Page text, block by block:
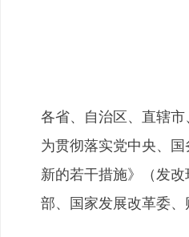
各省、自治区、直辖
为贯彻落实党中央、
新的若干措施》（发
部、国家发展改革委